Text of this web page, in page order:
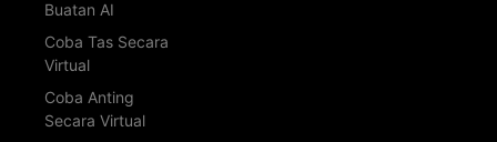
Buatan AI
Coba Tas Secara
Virtual
Coba Anting
Secara Virtual